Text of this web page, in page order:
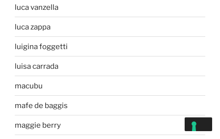
luca vanzella
luca zappa
luigina foggetti
luisa carrada
macubu
mafe de baggis
maggie berry